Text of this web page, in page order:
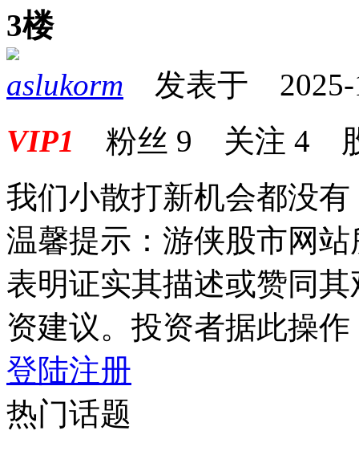
3楼
aslukorm 发表于 2025-
VIP1 粉丝 9 关注 4
我们小散打新机会都没有
温馨提示：游侠股市网
表明证实其描述或赞同
资建议。投资者据此操
登陆注册
热门话题